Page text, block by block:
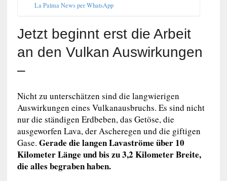
La Palma News per WhatsApp
Jetzt beginnt erst die Arbeit
an den Vulkan Auswirkungen
–
Nicht zu unterschätzen sind die langwierigen
Auswirkungen eines Vulkanausbruchs. Es sind nicht
nur die ständigen Erdbeben, das Getöse, die
ausgeworfen Lava, der Ascheregen und die giftigen
Gase. Gerade die langen Lavaströme über 10
Kilometer Länge und bis zu 3,2 Kilometer Breite,
die alles begraben haben.